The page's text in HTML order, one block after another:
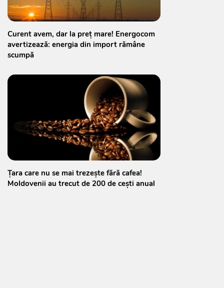
Curent avem, dar la preț mare! Energocom
avertizează: energia din import rămâne
scumpă
Țara care nu se mai trezește fără cafea!
Moldovenii au trecut de 200 de cești anual